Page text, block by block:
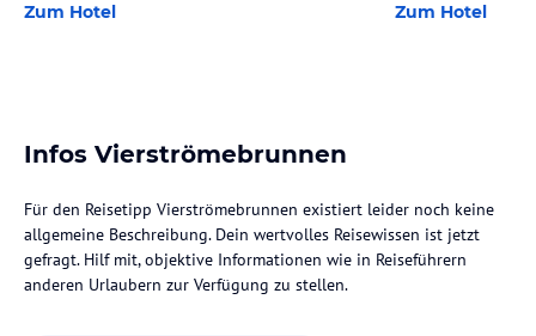
Zum Hotel Zum Hotel
Infos Vierströmebrunnen
Für den Reisetipp Vierströmebrunnen existiert leider noch keine
allgemeine Beschreibung. Dein wertvolles Reisewissen ist jetzt
gefragt. Hilf mit, objektive Informationen wie in Reiseführern
anderen Urlaubern zur Verfügung zu stellen.